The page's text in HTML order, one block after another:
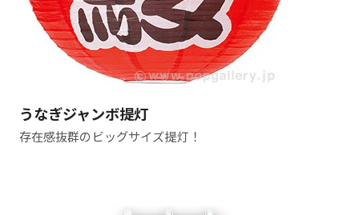
うなぎジャンボ提灯
存在感抜群のビッグサイズ提灯！